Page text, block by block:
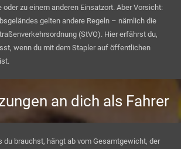
zu einem anderen Einsatzort. Aber Vorsicht:
gelten andere Regeln – nämlich die
(StVO). Hier erfährst du,
wenn du mit dem Stapler auf öffentlichen
an dich als Fahrer
du brauchst, hängt ab vom Gesamtgewicht, der